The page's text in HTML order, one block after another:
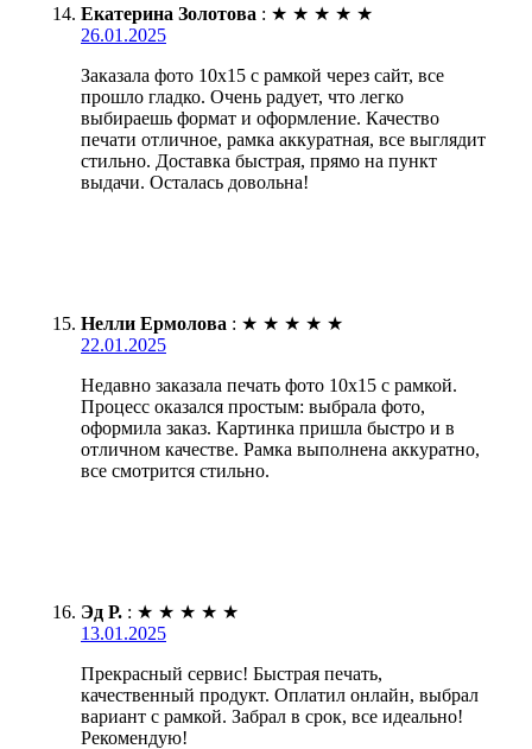
Екатерина Золотова : ★ ★ ★ ★ ★
26.01.2025
Заказала фото 10х15 с рамкой через сайт, все
прошло гладко. Очень радует, что легко
выбираешь формат и оформление. Качество
печати отличное, рамка аккуратная, все выглядит
стильно. Доставка быстрая, прямо на пункт
выдачи. Осталась довольна!
Нелли Ермолова : ★ ★ ★ ★ ★
22.01.2025
Недавно заказала печать фото 10х15 с рамкой.
Процесс оказался простым: выбрала фото,
оформила заказ. Картинка пришла быстро и в
отличном качестве. Рамка выполнена аккуратно,
все смотрится стильно.
Эд Р. : ★ ★ ★ ★ ★
13.01.2025
Прекрасный сервис! Быстрая печать,
качественный продукт. Оплатил онлайн, выбрал
вариант с рамкой. Забрал в срок, все идеально!
Рекомендую!